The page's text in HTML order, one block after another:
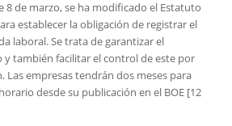
8 de marzo, se ha modificado el Estatuto
establecer la obligación de registrar el
laboral. Se trata de garantizar el
también facilitar el control de este por
Las empresas tendrán dos meses para
desde su publicación en el BOE [12